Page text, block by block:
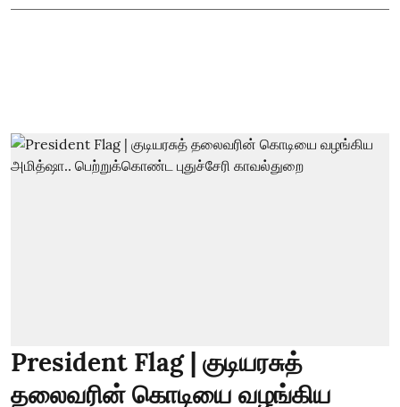
President Flag | குடியரசுத்
தலைவரின் கொடியை வழங்கிய